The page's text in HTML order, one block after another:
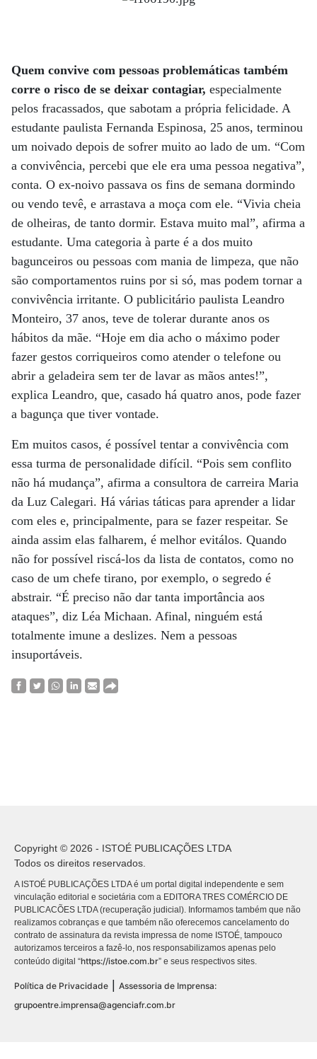
Quem convive com pessoas problemáticas também
corre o risco de se deixar contagiar, especialmente
pelos fracassados, que sabotam a própria felicidade. A
estudante paulista Fernanda Espinosa, 25 anos, terminou
um noivado depois de sofrer muito ao lado de um. “Com
a convivência, percebi que ele era uma pessoa negativa”,
conta. O ex-noivo passava os fins de semana dormindo
ou vendo tevê, e arrastava a moça com ele. “Vivia cheia
de olheiras, de tanto dormir. Estava muito mal”, afirma a
estudante. Uma categoria à parte é a dos muito
bagunceiros ou pessoas com mania de limpeza, que não
são comportamentos ruins por si só, mas podem tornar a
convivência irritante. O publicitário paulista Leandro
Monteiro, 37 anos, teve de tolerar durante anos os
hábitos da mãe. “Hoje em dia acho o máximo poder
fazer gestos corriqueiros como atender o telefone ou
abrir a geladeira sem ter de lavar as mãos antes!”,
explica Leandro, que, casado há quatro anos, pode fazer
a bagunça que tiver vontade.
Em muitos casos, é possível tentar a convivência com
essa turma de personalidade difícil. “Pois sem conflito
não há mudança”, afirma a consultora de carreira Maria
da Luz Calegari. Há várias táticas para aprender a lidar
com eles e, principalmente, para se fazer respeitar. Se
ainda assim elas falharem, é melhor evitálos. Quando
não for possível riscá-los da lista de contatos, como no
caso de um chefe tirano, por exemplo, o segredo é
abstrair. “É preciso não dar tanta importância aos
ataques”, diz Léa Michaan. Afinal, ninguém está
totalmente imune a deslizes. Nem a pessoas
insuportáveis.
Copyright © 2026 - ISTOÉ PUBLICAÇÕES LTDA
Todos os direitos reservados.
A ISTOÉ PUBLICAÇÕES LTDA é um portal digital independente e sem
vinculação editorial e societária com a EDITORA TRES COMÉRCIO DE
PUBLICACÕES LTDA (recuperação judicial). Informamos também que não
realizamos cobranças e que também não oferecemos cancelamento do
contrato de assinatura da revista impressa de nome ISTOÉ, tampouco
autorizamos terceiros a fazê-lo, nos responsabilizamos apenas pelo
conteúdo digital “https://istoe.com.br” e seus respectivos sites.
Política de Privacidade | Assessoria de Imprensa:
grupoentre.imprensa@agenciafr.com.br